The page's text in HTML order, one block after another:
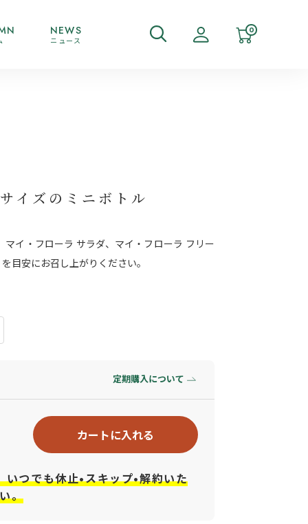
NEWS
ニュース
0
イズのミニボトル
イ・フローラ サラダ、マイ・フローラ フリー
目安にお召し上がりください。
定期購入について
カートに入れる
つでも休止•スキップ•解約いた
。